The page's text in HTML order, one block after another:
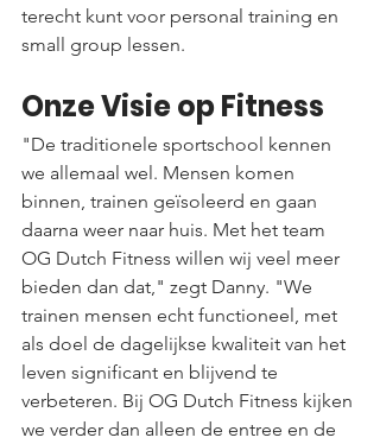
terecht kunt voor personal training en
small group lessen.
Onze Visie op Fitness
"De traditionele sportschool kennen
we allemaal wel. Mensen komen
binnen, trainen geïsoleerd en gaan
daarna weer naar huis. Met het team
OG Dutch Fitness willen wij veel meer
bieden dan dat," zegt Danny. "We
trainen mensen echt functioneel, met
als doel de dagelijkse kwaliteit van het
leven significant en blijvend te
verbeteren. Bij OG Dutch Fitness kijken
we verder dan alleen de entree en de